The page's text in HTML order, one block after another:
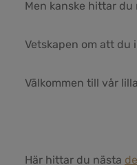
Men kanske hittar
Vetskapen om att du
Välkommen till vår
Här hittar du nästa